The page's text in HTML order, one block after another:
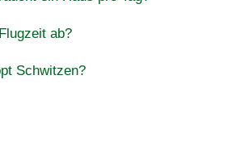
ab?
Schwitzen?